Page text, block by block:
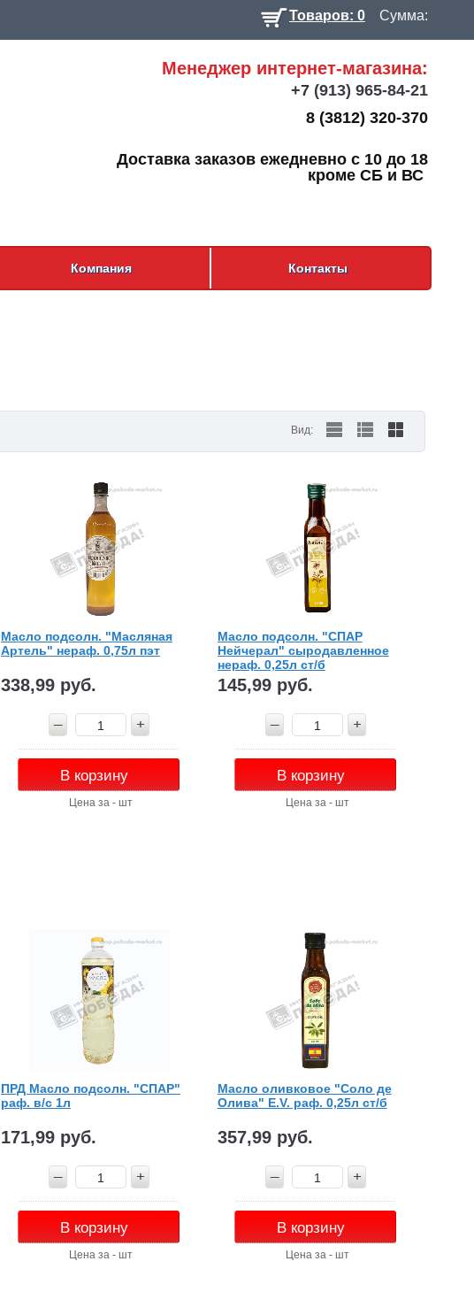
Товаров: 0 Сумма:
Менеджер интернет-магазина:
+7 (913) 965-84-21
8 (3812) 320-370
Доставка заказов ежедневно с 10 до 18
кроме СБ и ВС
Компания Контакты
Вид:
Масло подсолн. "Масляная
Артель" нераф. 0,75л пэт
338,99 руб.
В корзину
Цена за - шт
Масло подсолн. "СПАР
Нейчерал" сыродавленное
нераф. 0,25л ст/б
145,99 руб.
В корзину
Цена за - шт
ПРД Масло подсолн. "СПАР"
раф. в/с 1л
171,99 руб.
В корзину
Цена за - шт
Масло оливковое "Соло де
Олива" E.V. раф. 0,25л ст/б
357,99 руб.
В корзину
Цена за - шт